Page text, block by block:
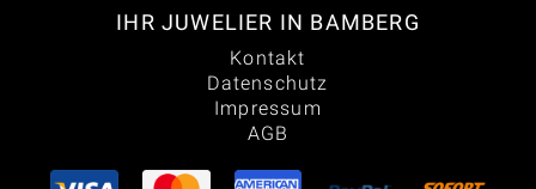
IHR JUWELIER IN BAMBERG
Kontakt
Datenschutz
Impressum
AGB